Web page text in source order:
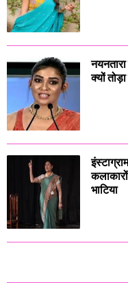
क्यों
भाटिया